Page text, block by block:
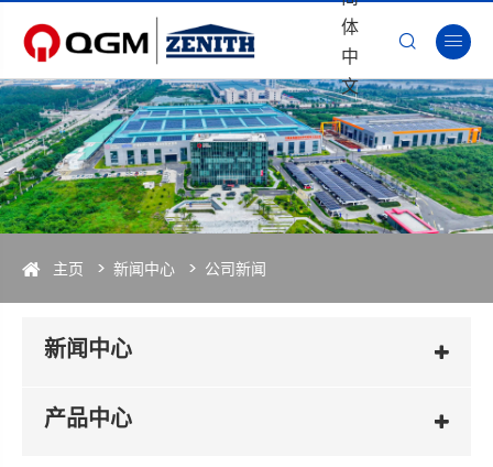
体
中
文
 
主页 新闻中心 公司新闻
新闻中心
产品中心